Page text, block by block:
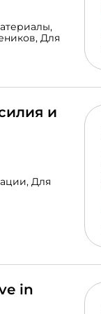
к
помогает
полезные
сначала
усвоению
Тренажер
Для
и
среде
Для
in